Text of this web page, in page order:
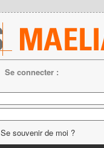
Se connecter :
Se souvenir de moi ?